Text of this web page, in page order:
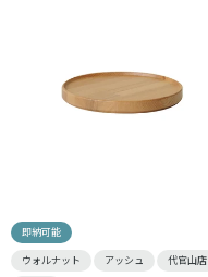
即納可能
ウォルナット
アッシュ
代官山店